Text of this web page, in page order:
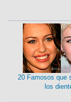
20 Famosos que
los